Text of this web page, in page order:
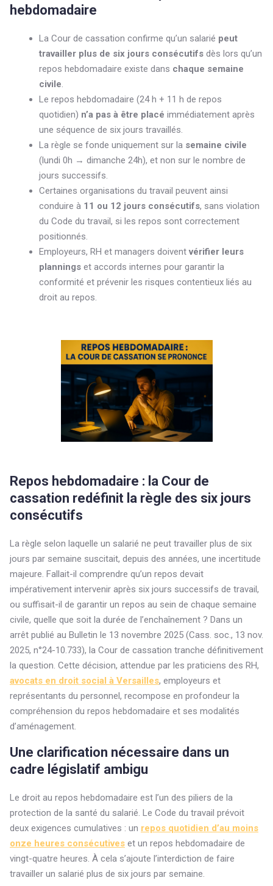
hebdomadaire
La Cour de cassation confirme qu’un salarié peut
travailler plus de six jours consécutifs dès lors qu’un
repos hebdomadaire existe dans chaque semaine
civile.
Le repos hebdomadaire (24 h + 11 h de repos
quotidien) n’a pas à être placé immédiatement après
une séquence de six jours travaillés.
La règle se fonde uniquement sur la semaine civile
(lundi 0h → dimanche 24h), et non sur le nombre de
jours successifs.
Certaines organisations du travail peuvent ainsi
conduire à 11 ou 12 jours consécutifs, sans violation
du Code du travail, si les repos sont correctement
positionnés.
Employeurs, RH et managers doiventvérifier leurs
plannings et accords internes pour garantir la
conformité et prévenir les risques contentieux liés au
droit au repos.
Repos hebdomadaire : la Cour de
cassation redéfinit la règle des six jours
consécutifs
La règle selon laquelle un salarié ne peut travailler plus de six
jours par semaine suscitait, depuis des années, une incertitude
majeure. Fallait-il comprendre qu’un repos devait
impérativement intervenir après six jours successifs de travail,
ou suffisait-il de garantir un repos au sein de chaque semaine
civile, quelle que soit la durée de l’enchaînement ? Dans un
arrêt publié au Bulletin le 13 novembre 2025 (Cass. soc., 13 nov.
2025, n°24-10.733), la Cour de cassation tranche définitivement
la question. Cette décision, attendue par les praticiens des RH,
avocats en droit social à Versailles, employeurs et
représentants du personnel, recompose en profondeur la
compréhension du repos hebdomadaire et ses modalités
d’aménagement.
Une clarification nécessaire dans un
cadre législatif ambigu
Le droit au repos hebdomadaire est l’un des piliers de la
protection de la santé du salarié. Le Code du travail prévoit
deux exigences cumulatives : un repos quotidien d’au moins
onze heures consécutives et un repos hebdomadaire de
vingt-quatre heures. À cela s’ajoute l’interdiction de faire
travailler un salarié plus de six jours par semaine.